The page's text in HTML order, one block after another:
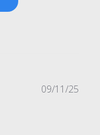
09/11/25